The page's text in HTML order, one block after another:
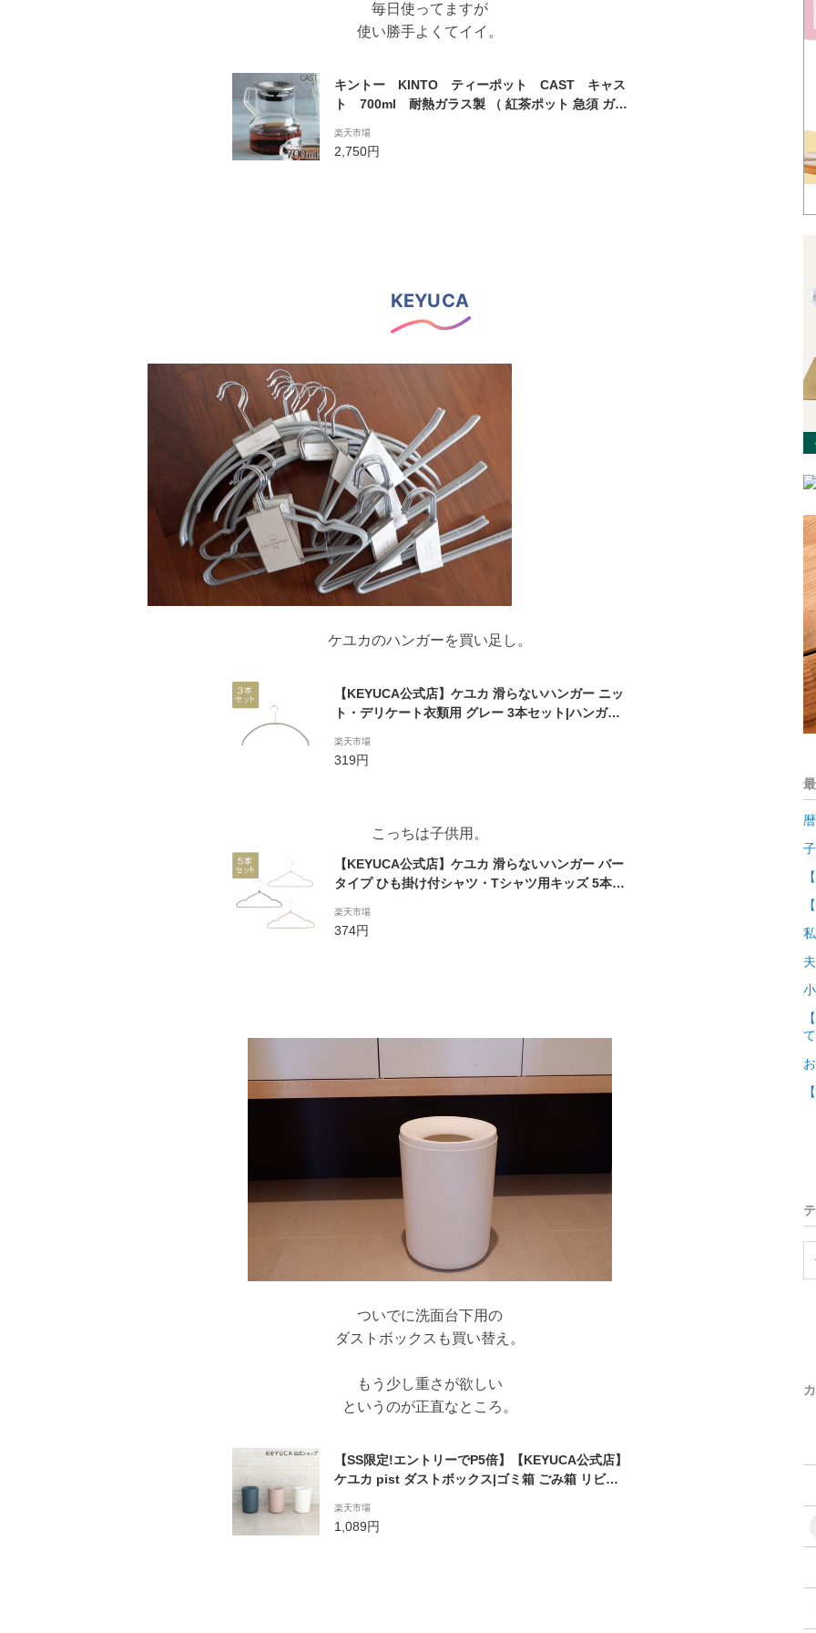
毎日使ってますが
使い勝手よくてイイ。
キントー KINTO ティーポット CAST キャス
ト 700ml 耐熱ガラス製 （ 紅茶ポット 急須 ガラ
980円以上送料無料】
楽天市場
2,750円
KEYUCA
ケユカのハンガーを買い足し。
【KEYUCA公式店】ケユカ 滑らないハンガー ニッ
ト・デリケート衣類用 グレー 3本セット|ハンガー
洋服ハンガー シンプル ギフト プレゼント おしゃ
れ ハンガー 型くずれしにくい すべらない 型崩れ
楽天市場
319円
こっちは子供用。
【KEYUCA公式店】ケユカ 滑らないハンガー バー
タイプ ひも掛け付シャツ・Tシャツ用キッズ 5本セ
室内用 オシャレ すべらないハンガー 子供用ハンガ
ー セット おしゃれ Yote S csNMB 滑らないハンガ
楽天市場
374円
ついでに洗面台下用の
ダストボックスも買い替え。
もう少し重さが欲しい
というのが正直なところ。
【SS限定!エントリーでP5倍】【KEYUCA公式店】
ケユカ pist ダストボックス|ゴミ箱 ごみ箱 リビン
ホワイト ごみばこ インテリア かわいい 白 おしゃ
れなゴミ箱 円形 お洒落 トラッシュカン トラッシ
楽天市場
1,089円